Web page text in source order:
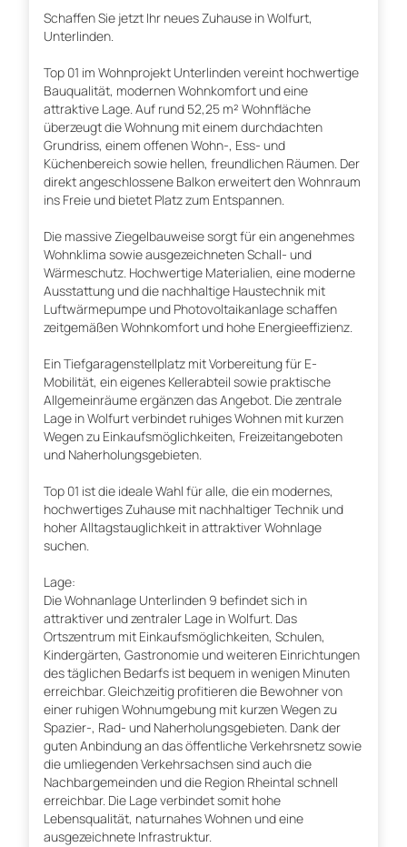
Schaffen Sie jetzt Ihr neues Zuhause in Wolfurt,
Unterlinden.
Top 01 im Wohnprojekt Unterlinden vereint hochwertige
Bauqualität, modernen Wohnkomfort und eine
attraktive Lage. Auf rund 52,25 m² Wohnfläche
überzeugt die Wohnung mit einem durchdachten
Grundriss, einem offenen Wohn-, Ess- und
Küchenbereich sowie hellen, freundlichen Räumen. Der
direkt angeschlossene Balkon erweitert den Wohnraum
ins Freie und bietet Platz zum Entspannen.
Die massive Ziegelbauweise sorgt für ein angenehmes
Wohnklima sowie ausgezeichneten Schall- und
Wärmeschutz. Hochwertige Materialien, eine moderne
Ausstattung und die nachhaltige Haustechnik mit
Luftwärmepumpe und Photovoltaikanlage schaffen
zeitgemäßen Wohnkomfort und hohe Energieeffizienz.
Ein Tiefgaragenstellplatz mit Vorbereitung für E-
Mobilität, ein eigenes Kellerabteil sowie praktische
Allgemeinräume ergänzen das Angebot. Die zentrale
Lage in Wolfurt verbindet ruhiges Wohnen mit kurzen
Wegen zu Einkaufsmöglichkeiten, Freizeitangeboten
und Naherholungsgebieten.
Top 01 ist die ideale Wahl für alle, die ein modernes,
hochwertiges Zuhause mit nachhaltiger Technik und
hoher Alltagstauglichkeit in attraktiver Wohnlage
suchen.
Lage:
Die Wohnanlage Unterlinden 9 befindet sich in
attraktiver und zentraler Lage in Wolfurt. Das
Ortszentrum mit Einkaufsmöglichkeiten, Schulen,
Kindergärten, Gastronomie und weiteren Einrichtungen
des täglichen Bedarfs ist bequem in wenigen Minuten
erreichbar. Gleichzeitig profitieren die Bewohner von
einer ruhigen Wohnumgebung mit kurzen Wegen zu
Spazier-, Rad- und Naherholungsgebieten. Dank der
guten Anbindung an das öffentliche Verkehrsnetz sowie
die umliegenden Verkehrsachsen sind auch die
Nachbargemeinden und die Region Rheintal schnell
erreichbar. Die Lage verbindet somit hohe
Lebensqualität, naturnahes Wohnen und eine
ausgezeichnete Infrastruktur.